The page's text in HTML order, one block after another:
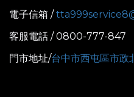
電子信箱 /
客服電話 / 0800-777-847
門市地址/台中市西屯區市政